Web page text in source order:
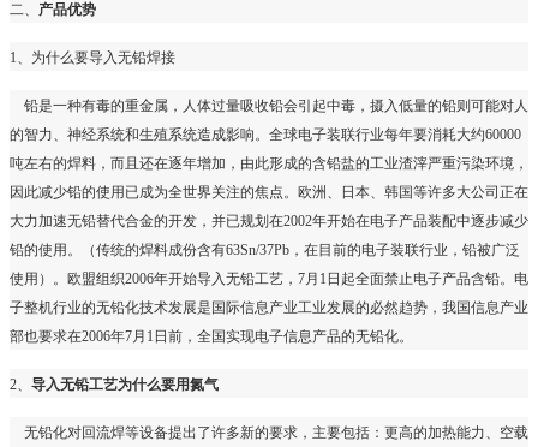
二、 产品优势
1、为什么要导入无铅焊接
铅是一种有毒的重金属，人体过量吸收铅会引起中毒，摄入低量的铅则可能对人
的智力、神经系统和生殖系统造成影响。全球电子装联行业每年要消耗大约60000
吨左右的焊料，而且还在逐年增加，由此形成的含铅盐的工业渣滓严重污染环境，
因此减少铅的使用已成为全世界关注的焦点。欧洲、日本、韩国等许多大公司正在
大力加速无铅替代合金的开发，并已规划在2002年开始在电子产品装配中逐步减少
铅的使用。（传统的焊料成份含有63Sn/37Pb ，在目前的电子装联行业，铅被广泛
使用）。欧盟组织2006年开始导入无铅工艺， 7月 1 日起全面禁止电子产品含铅。电
子整机行业的无铅化技术发展是国际信息产业工业发展的必然趋势，我国信息产业
部也要求在2006年7月 1 日前，全国实现电子信息产品的无铅化。
2、 导入无铅工艺为什么要用氮气
无铅化对回流焊等设备提出了许多新的要求，主要包括：更高的加热能力、空载